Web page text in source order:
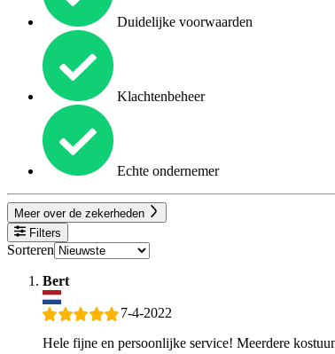
Duidelijke voorwaarden
Klachtenbeheer
Echte ondernemer
Meer over de zekerheden
Filters
Sorteren
Bert
7-4-2022
Hele fijne en persoonlijke service! Meerdere